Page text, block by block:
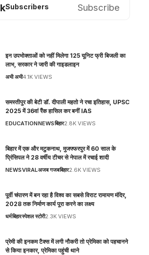
Subscribers Subscribe
इन उपभोक्ताओं को नहीं मिलेगा 125 यूनिट फ्री बिजली का
लाभ, सरकार ने जारी की गाइडलाइन
अभी अभी4.1K VIEWS
समस्तीपुर की बेटी डॉ. दीपाली महतो ने रचा इतिहास, UPSC
2025 में 36वां रैंक हासिल कर बनीं IAS
EDUCATIONNEWSबिहार2.8K VIEWS
बिहार में एक और मटुकनाथ, मुजफ्फरपुर में 60 साल के
प्रिंसिपल ने 28 वर्षीय टीचर से नेपाल में रचाई शादी
NEWSVIRALअजब गजबबिहार2.6K VIEWS
पूर्वी चंपारण में बन रहा है विश्व का सबसे विराट रामायण मंदिर,
2028 तक निर्माण कार्य पूरा करने का लक्ष्य
धर्मबिहारस्पेशल स्टोरी2.3K VIEWS
प्रेमी की इनकम टैक्स में लगी नौकरी तो प्रेमिका को पहचानने
से किया इनकार, प्रेमिका पहुंची थाने